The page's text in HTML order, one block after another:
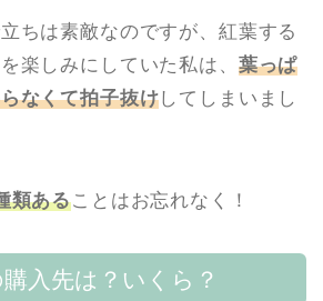
ちは素敵なのですが、紅葉する
楽しみにしていた私は、 葉っぱ
なくて拍子抜けしてしまいまし
類あることはお忘れなく！
入先は？いくら？